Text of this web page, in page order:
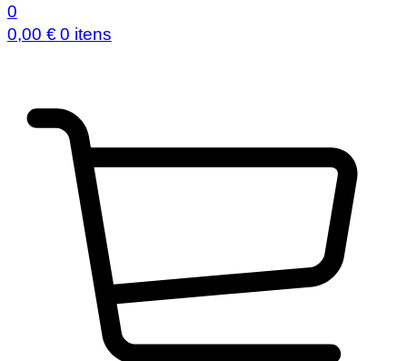
0
0,00 € 0 itens